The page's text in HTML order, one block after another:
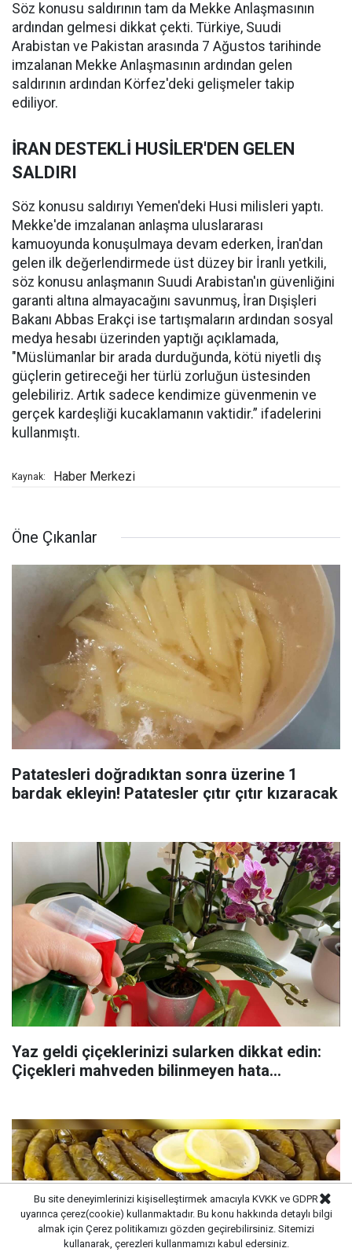
Söz konusu saldırının tam da Mekke Anlaşmasının
ardından gelmesi dikkat çekti. Türkiye, Suudi
Arabistan ve Pakistan arasında 7 Ağustos tarihinde
imzalanan Mekke Anlaşmasının ardından gelen
saldırının ardından Körfez'deki gelişmeler takip
ediliyor.
İRAN DESTEKLİ HUSİLER'DEN GELEN
SALDIRI
Söz konusu saldırıyı Yemen'deki Husi milisleri yaptı.
Mekke'de imzalanan anlaşma uluslararası
kamuoyunda konuşulmaya devam ederken, İran'dan
gelen ilk değerlendirmede üst düzey bir İranlı yetkili,
söz konusu anlaşmanın Suudi Arabistan'ın güvenliğini
garanti altına almayacağını savunmuş, İran Dışişleri
Bakanı Abbas Erakçi ise tartışmaların ardından sosyal
medya hesabı üzerinden yaptığı açıklamada,
"Müslümanlar bir arada durduğunda, kötü niyetli dış
güçlerin getireceği her türlü zorluğun üstesinden
gelebiliriz. Artık sadece kendimize güvenmenin ve
gerçek kardeşliği kucaklamanın vaktidir.” ifadelerini
kullanmıştı.
Kaynak: Haber Merkezi
Öne Çıkanlar
Patatesleri doğradıktan sonra üzerine 1
bardak ekleyin! Patatesler çıtır çıtır kızaracak
Yaz geldi çiçeklerinizi sularken dikkat edin:
Çiçekleri mahveden bilinmeyen hata...
Bu site deneyimlerinizi kişiselleştirmek amacıyla KVKK ve GDPR
uyarınca çerez(cookie) kullanmaktadır. Bu konu hakkında detaylı bilgi
almak için Çerez politikamızı gözden geçirebilirsiniz. Sitemizi
kullanarak, çerezleri kullanmamızı kabul edersiniz.